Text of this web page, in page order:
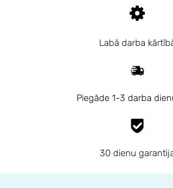
Labā darba
Piegāde 1-3 darba
30 dienu